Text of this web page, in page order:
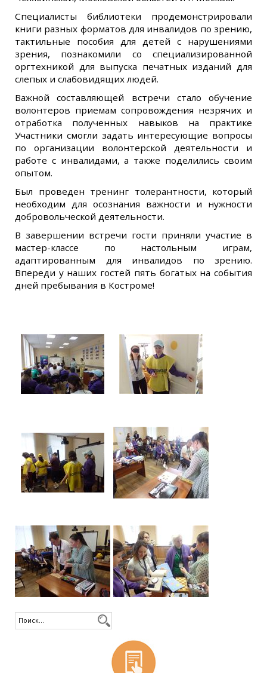
Специалисты библиотеки продемонстрировали
книги разных форматов для инвалидов по зрению,
тактильные пособия для детей с нарушениями
зрения, познакомили со специализированной
оргтехникой для выпуска печатных изданий для
слепых и слабовидящих людей.
Важной составляющей встречи стало обучение
волонтеров приемам сопровождения незрячих и
отработка полученных навыков на практике
Участники смогли задать интересующие вопросы
по организации волонтерской деятельности и
работе с инвалидами, а также поделились своим
опытом.
Был проведен тренинг толерантности, который
необходим для осознания важности и нужности
добровольческой деятельности.
В завершении встречи гости приняли участие в
мастер-классе по настольным играм,
адаптированным для инвалидов по зрению.
Впереди у наших гостей пять богатых на события
дней пребывания в Костроме!